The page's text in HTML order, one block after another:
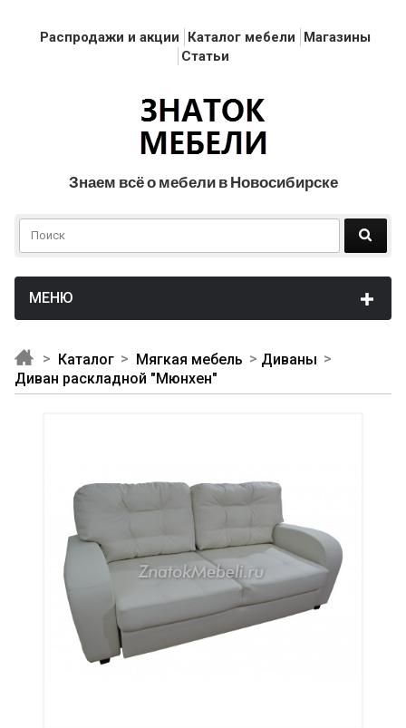
Распродажи и акции Каталог мебели
Магазины
Статьи
Знаем всё о мебели в Новосибирске
Каталог Мягкая мебель
Диваны
Диван раскладной "Мюнхен"